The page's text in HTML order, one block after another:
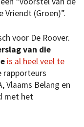
(Groen)”.
voor De Roover.
van die
is al heel veel te
rapporteurs
Vlaams Belang en
met het